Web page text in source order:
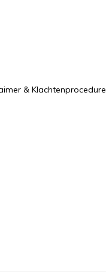
& Klachtenprocedure